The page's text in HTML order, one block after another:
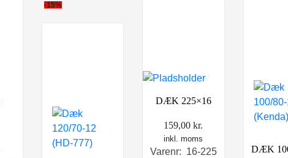
-15%
DÆK 225×16
159,00kr.
inkl. moms
Varenr: 16-225
DÆK